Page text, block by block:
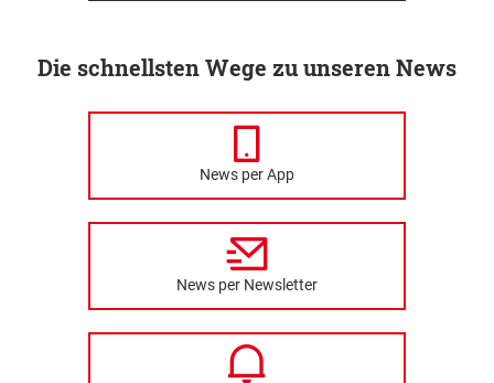
Die schnellsten Wege zu unseren News
News per App
News per Newsletter